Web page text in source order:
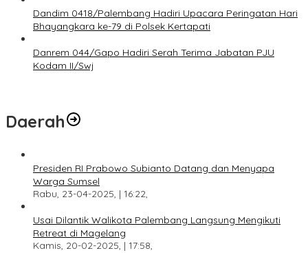
Dandim 0418/Palembang Hadiri Upacara Peringatan Hari
Bhayangkara ke-79 di Polsek Kertapati
Danrem 044/Gapo Hadiri Serah Terima Jabatan PJU
Kodam II/Swj
Daerah
Presiden RI Prabowo Subianto Datang dan Menyapa
Warga Sumsel
Rabu, 23-04-2025, | 16:22,
Usai Dilantik Walikota Palembang Langsung Mengikuti
Retreat di Magelang
Kamis, 20-02-2025, | 17:58,